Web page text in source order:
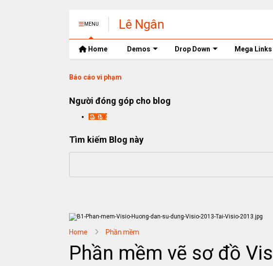
MENU Lê Ngân
Home Demos Drop Down Mega Links
Báo cáo vi phạm
Người đóng góp cho blog
lengan
Tìm kiếm Blog này
Home Phần mềm
Phần mềm vẽ sơ đồ